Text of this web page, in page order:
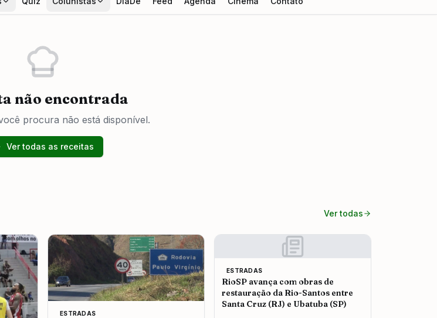
não encontrada
procura não está disponível.
Ver todas as receitas
Ver todas
ESTRADAS
ESTRADAS
RioSP avança com obras de
restauração da Rio-Santos entre
Santa Cruz (RJ) e Ubatuba (SP)